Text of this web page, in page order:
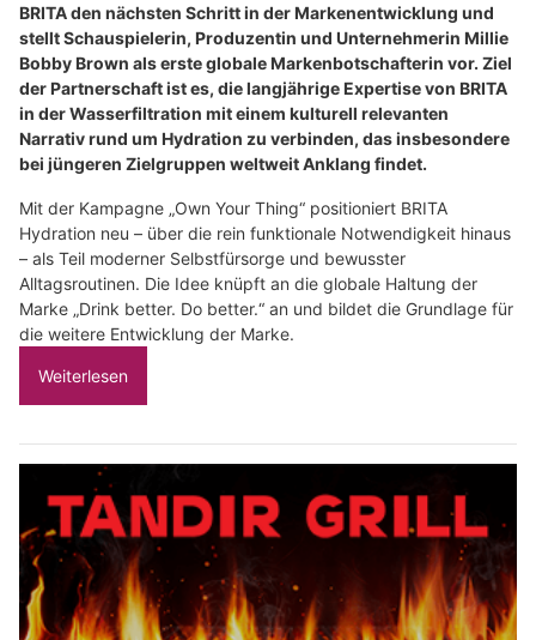
BRITA den nächsten Schritt in der Markenentwicklung und
stellt Schauspielerin, Produzentin und Unternehmerin Millie
Bobby Brown als erste globale Markenbotschafterin vor. Ziel
der Partnerschaft ist es, die langjährige Expertise von BRITA
in der Wasserfiltration mit einem kulturell relevanten
Narrativ rund um Hydration zu verbinden, das insbesondere
bei jüngeren Zielgruppen weltweit Anklang findet.
Mit der Kampagne „Own Your Thing“ positioniert BRITA
Hydration neu – über die rein funktionale Notwendigkeit hinaus
– als Teil moderner Selbstfürsorge und bewusster
Alltagsroutinen. Die Idee knüpft an die globale Haltung der
Marke „Drink better. Do better.“ an und bildet die Grundlage für
die weitere Entwicklung der Marke.
Weiterlesen